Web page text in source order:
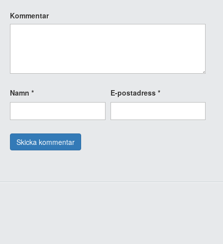
Kommentar
Namn * E-postadress *